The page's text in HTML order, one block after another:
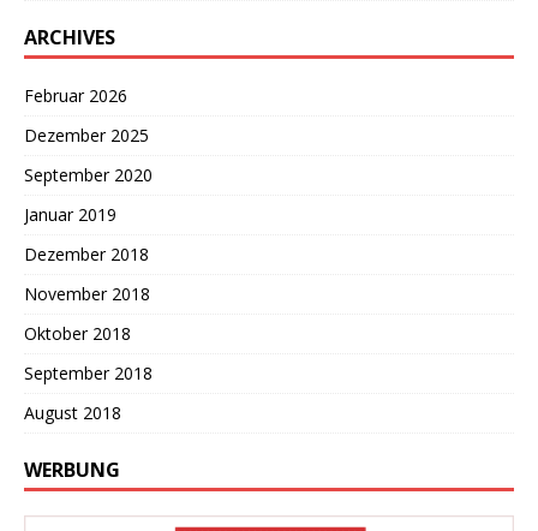
ARCHIVES
Februar 2026
Dezember 2025
September 2020
Januar 2019
Dezember 2018
November 2018
Oktober 2018
September 2018
August 2018
WERBUNG